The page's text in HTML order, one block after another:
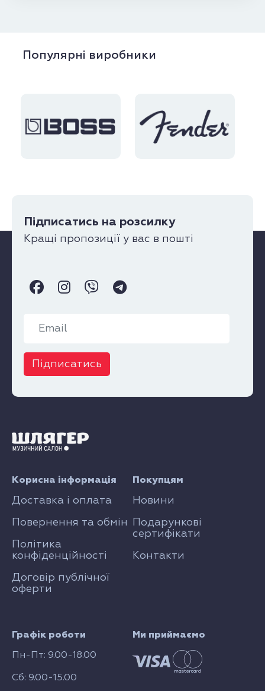
Популярні виробники
Підписатись на розсилку
Кращі пропозиції у вас в пошті
Підписатись
Графік роботи
Пн-Пт: 9.00-18.00
Сб: 9.00-15.00
Покупцям
Новини
Подарункові
сертифікати
Контакти
Корисна інформація
Доставка і оплата
Повернення та обмін
Політика
конфіденційності
Договір публічної
оферти
Ми приймаємо